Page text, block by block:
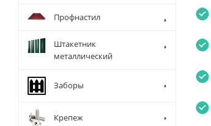
Профнастил
Штакетник
металлический
Заборы
Крепеж